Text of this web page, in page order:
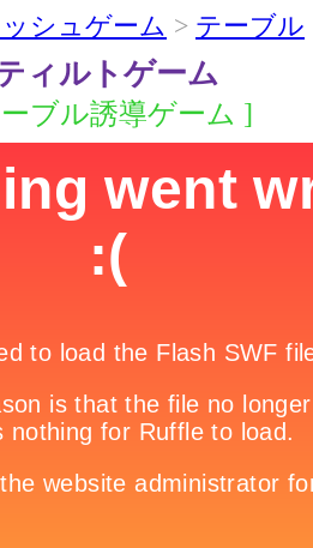
シュゲーム > テーブル
ィルトゲーム
ブル誘導ゲーム ]